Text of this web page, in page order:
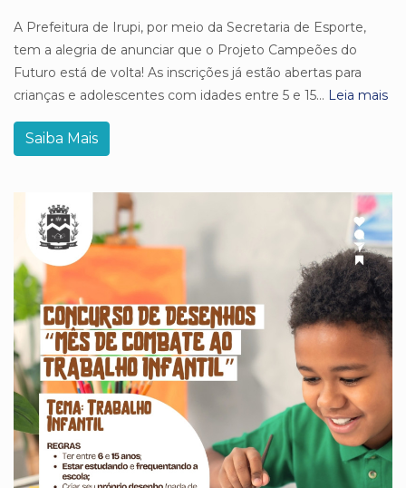
A Prefeitura de Irupi, por meio da Secretaria de Esporte,
tem a alegria de anunciar que o Projeto Campeões do
Futuro está de volta! As inscrições já estão abertas para
crianças e adolescentes com idades entre 5 e 15... Leia mais
Saiba Mais